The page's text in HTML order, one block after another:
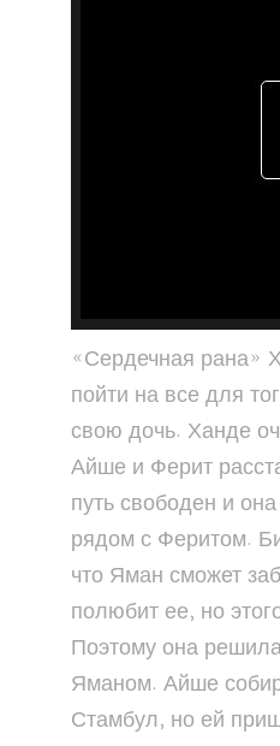
«Сердечная рана»
пойти на все для
свою дочь. Ханде
Айше и Ферит
путь свободен и
рядом с Феритом.
что Яман сможет
полюбит ее, но
Поэтому она
Яманом. Айше
Стамбул, но ей